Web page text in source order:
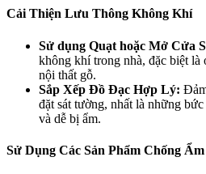
Cải Thiện Lưu Thông Không Khí
Sử dụng Quạt hoặc Mở Cửa
không khí trong nhà, đặc biệt
nội thất gỗ.
Sắp Xếp Đồ Đạc Hợp Lý:
đặt sát tường, nhất là những
và dễ bị ẩm.
Sử Dụng Các Sản Phẩm Chống Ẩm